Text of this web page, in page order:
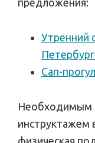
Утренний
Сап-
Необходимым
инструктажем
физическая